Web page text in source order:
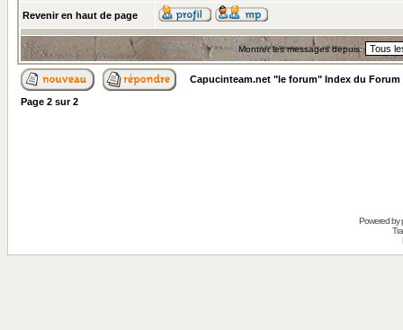
Revenir en haut de page
Montrer les messages depuis:
Capucinteam.net "le forum" Index du Forum
Page 2 sur2
Powered by